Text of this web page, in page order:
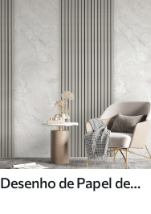
Desenho de Papel de